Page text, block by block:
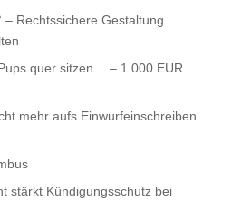
– Rechtssichere Gestaltung
quer sitzen… – 1.000 EUR
mehr aufs Einwurfeinschreiben
stärkt Kündigungsschutz bei